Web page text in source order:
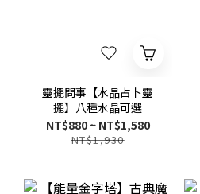
靈擺問事【水晶占卜靈
擺】八種水晶可選
NT$880 ~ NT$1,580
NT$1,930